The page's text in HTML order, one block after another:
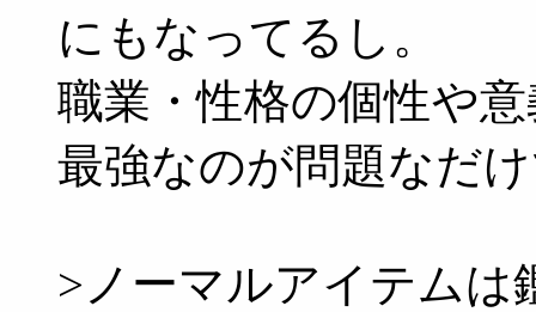
にもなってるし。
職業・性格の個性や
最強なのが問題なだ
>ノーマルアイテムは